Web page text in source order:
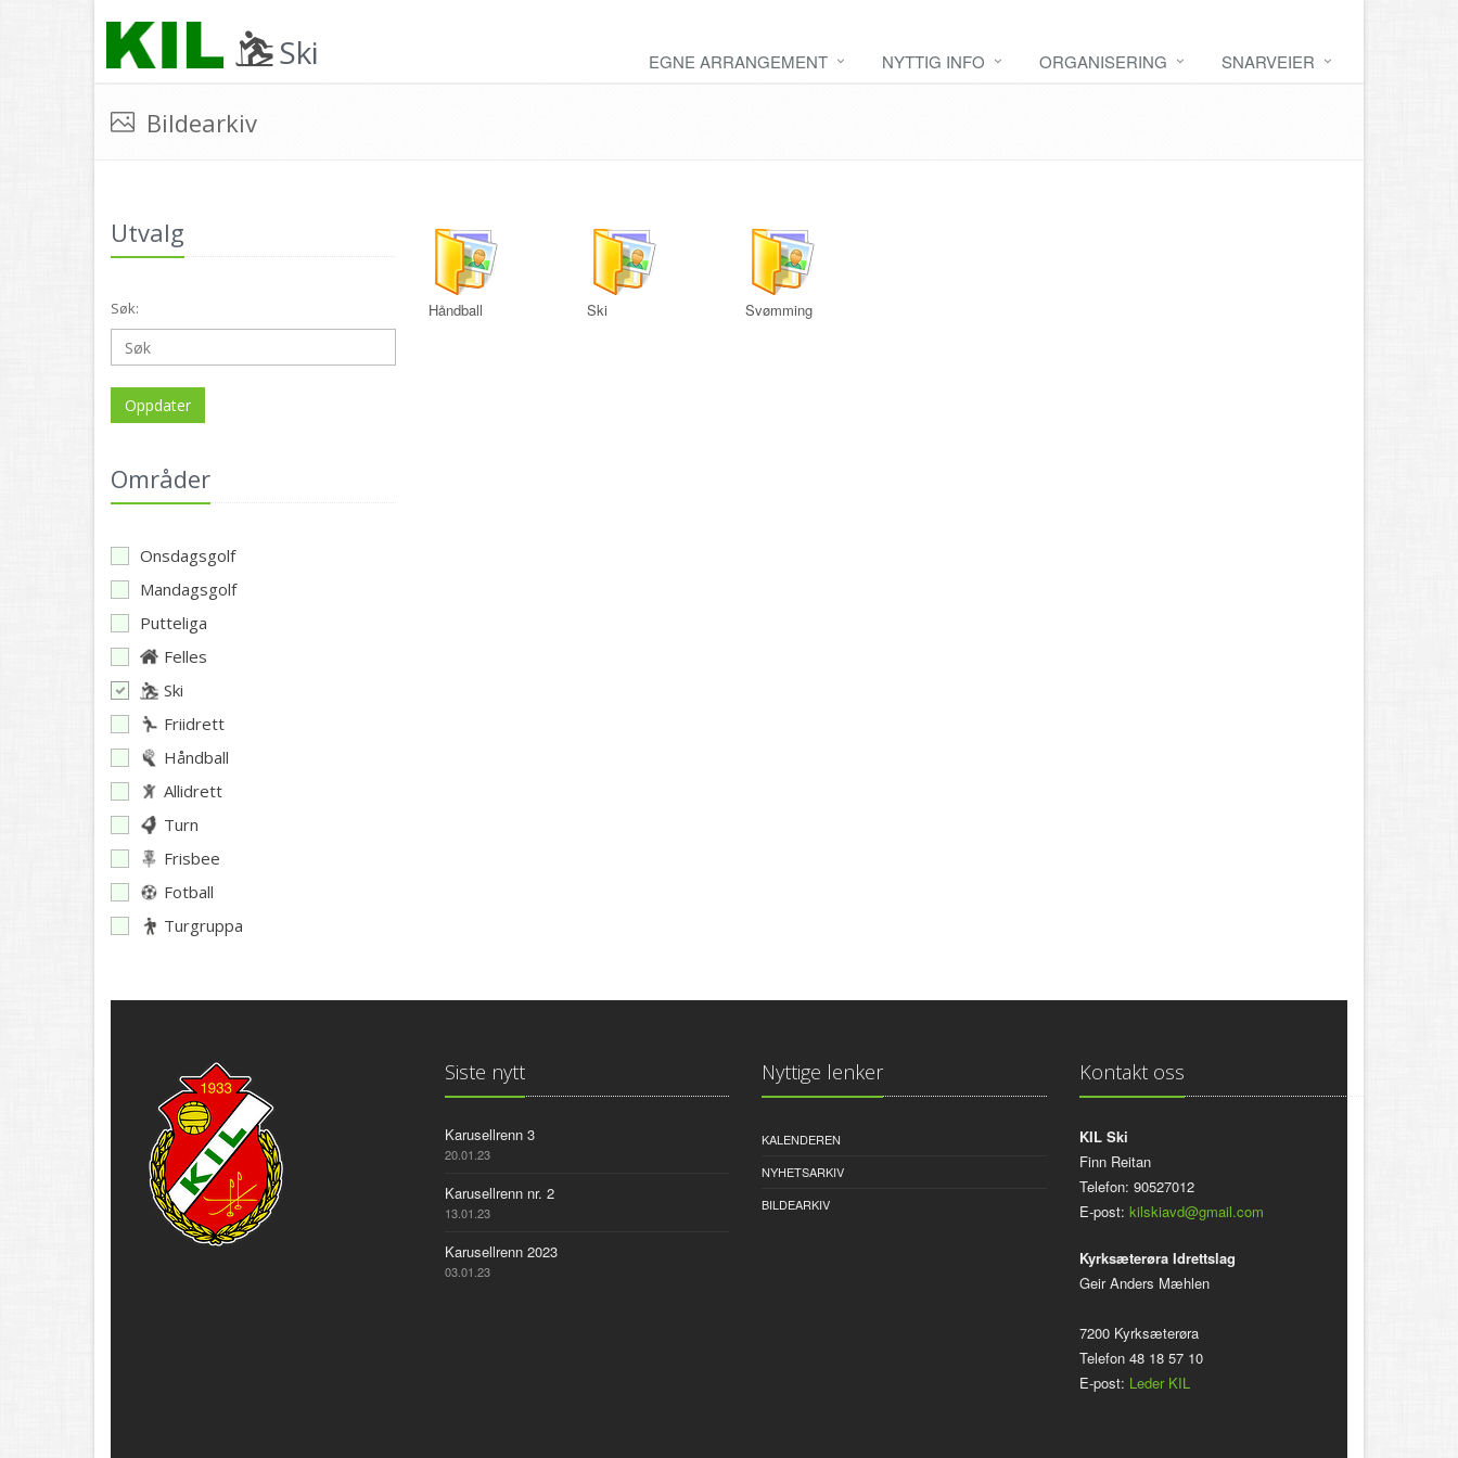
Ski EGNE ARRANGEMENT NYTTIG INFO ORGANISERING SNARVEIER
Bildearkiv
Utvalg
Søk:
Oppdater
Områder
Onsdagsgolf
Mandagsgolf
Putteliga
Felles
Ski
Friidrett
Håndball
Allidrett
Turn
Frisbee
Fotball
Turgruppa
Håndball Ski Svømming
Siste nytt
Karusellrenn 3
20.01.23
Karusellrenn nr. 2
13.01.23
Karusellrenn 2023
03.01.23
Nyttige lenker
KALENDEREN
NYHETSARKIV
BILDEARKIV
Kontakt oss
KIL Ski
Finn Reitan
Telefon: 90527012
E-post: kilskiavd@gmail.com
Kyrksæterøra Idrettslag
Geir Anders Mæhlen
7200 Kyrksæterøra
Telefon 48 18 57 10
E-post: Leder KIL